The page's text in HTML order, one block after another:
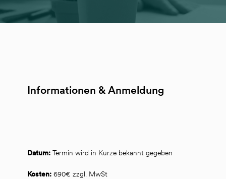
Informationen & Anmeldung
Datum: Termin wird in Kürze bekannt gegeben
Kosten: 690€ zzgl. MwSt